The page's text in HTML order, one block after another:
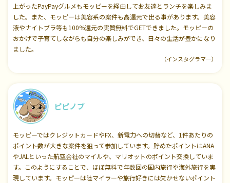
上がったPayPayグルメもモッピーを経由してお友達とランチを楽しみま
した。また、モッピーは美容系の案件も高還元で出る事があります。美容
液やナイトブラ等も100%還元の実質無料でGETできました。モッピーの
おかげで子育てしながらも自分の楽しみができ、日々の生活が豊かになり
ました。
（インスタグラマー）
ピピノブ
モッピーではクレジットカードやFX、新電力への切替など、1件あたりの
ポイント数が大きな案件を狙って参加しています。貯めたポイントはANA
やJALといった航空会社のマイルや、マリオットのポイント交換していま
す。このようにすることで、ほぼ無料で年数回の国内旅行や海外旅行を実
現しています。モッピーは陸マイラーや旅行好きには欠かせないポイント